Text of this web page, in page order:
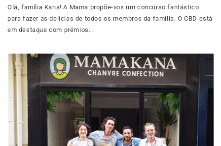
Olá, família Kana! A Mama propõe-vos um concurso fantástico
para fazer as delícias de todos os membros da família. O CBD está
em destaque com prémios...